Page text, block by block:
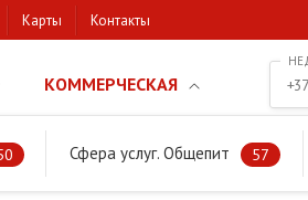
Карты Контакты
КОММЕРЧЕСКАЯ
Сфера услуг. Общепит 57
в аренду